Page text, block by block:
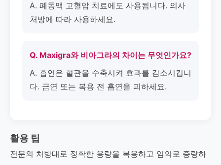
A. 폐동맥 고혈압 치료에도 사용됩니다. 의사
처방에 따라 사용하세요.
Q. Maxigra와 비아그라의 차이는 무엇인가요?
A. 흡연은 혈관을 수축시켜 효과를 감소시킵니
다. 금연 또는 복용 전 흡연을 피하세요.
활용 팁
전문의 처방대로 정확한 용량을 복용하고 임의로 증량하